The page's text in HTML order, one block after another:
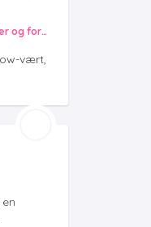
Forretningskvinde, forfatter og foredragsholder
vært,